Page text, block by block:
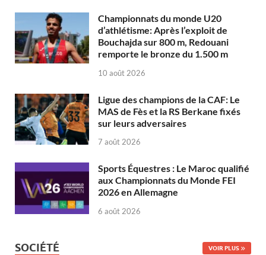
Championnats du monde U20
d’athlétisme: Après l’exploit de
Bouchajda sur 800 m, Redouani
remporte le bronze du 1.500 m
10 août 2026
Ligue des champions de la CAF: Le
MAS de Fès et la RS Berkane fixés
sur leurs adversaires
7 août 2026
Sports Équestres : Le Maroc qualifié
aux Championnats du Monde FEI
2026 en Allemagne
6 août 2026
SOCIÉTÉ VOIR PLUS